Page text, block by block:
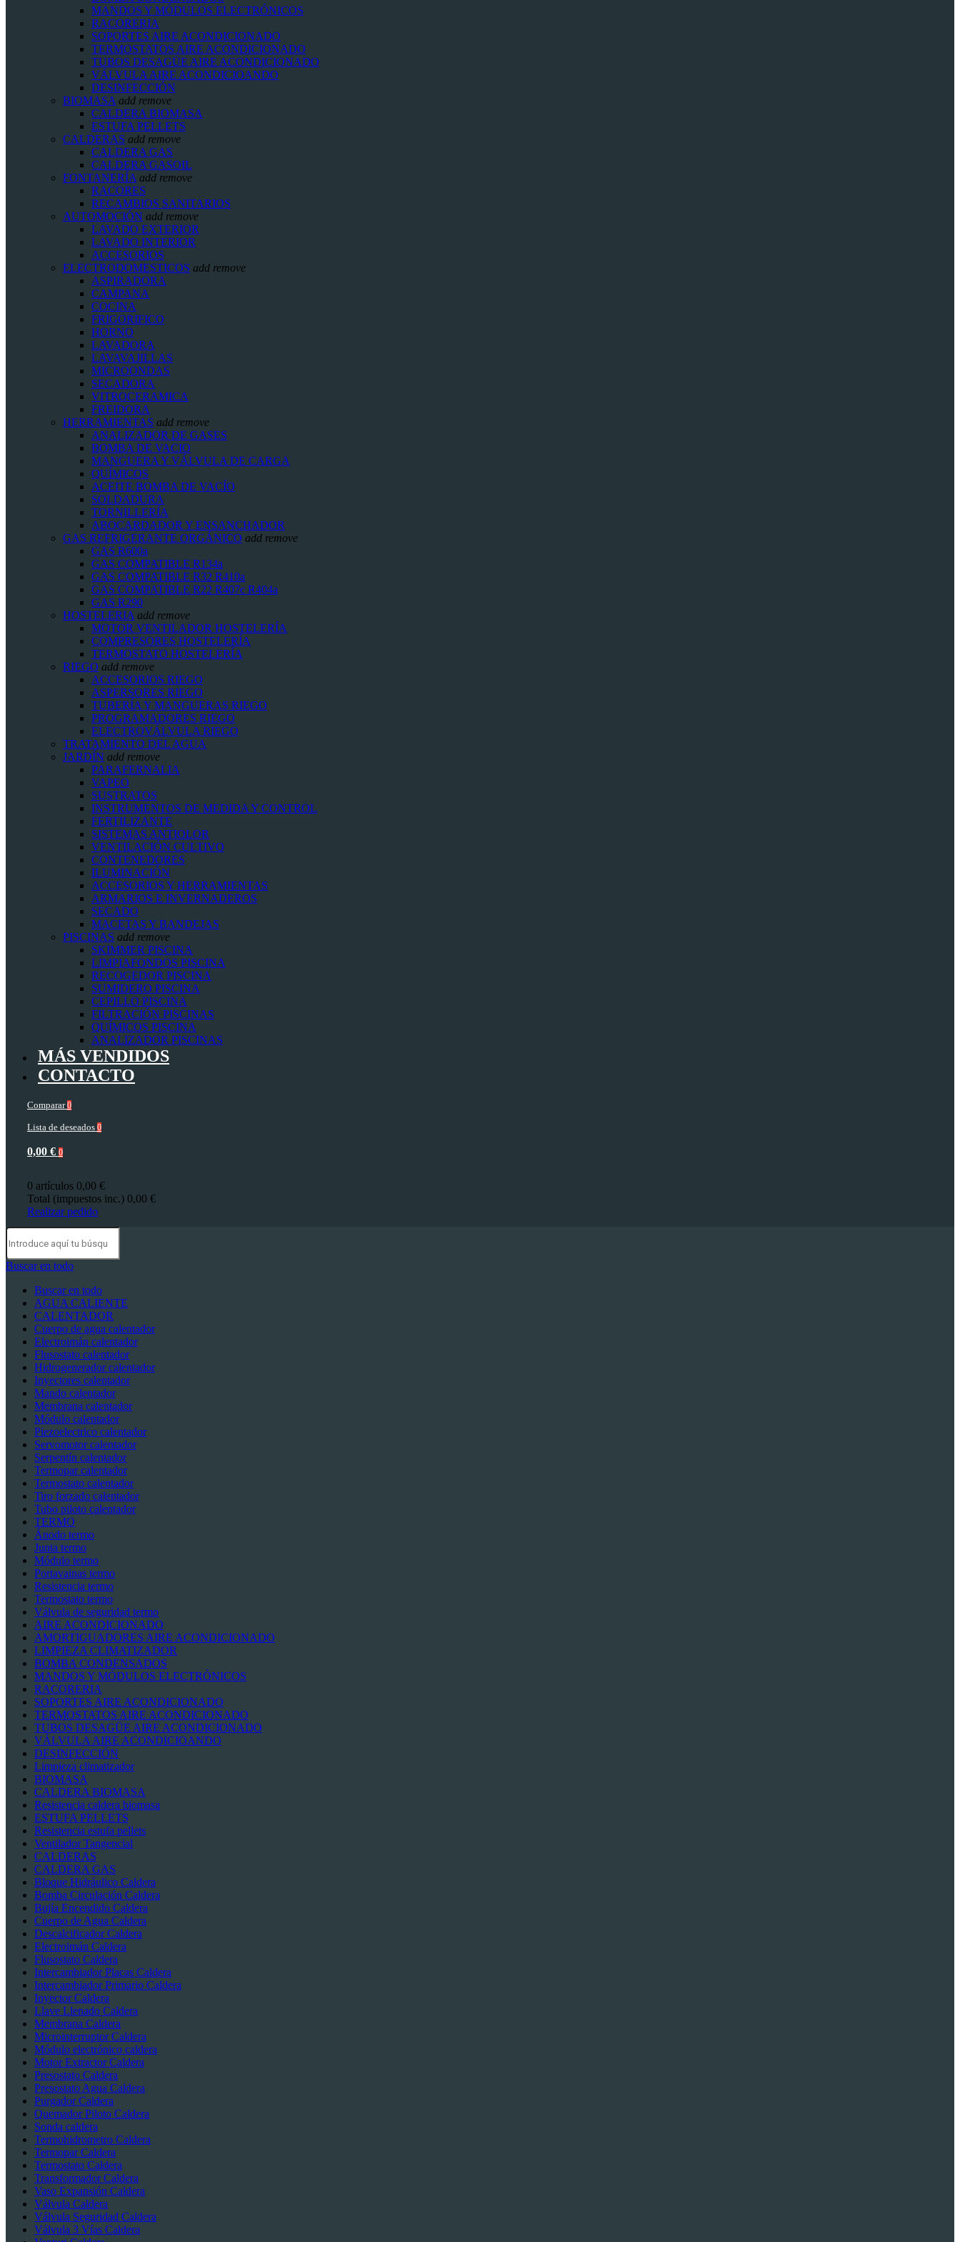
MANDOS Y MÓDULOS ELECTRÓNICOS
RACORERIA
SOPORTES AIRE ACONDICIONADO
TERMOSTATOS AIRE ACONDICIONADO
TUBOS DESAGÜE AIRE ACONDICIONADO
VÁLVULA AIRE ACONDICIOANDO
DESINFECCIÓN
BIOMASA add remove
CALDERA BIOMASA
ESTUFA PELLETS
CALDERAS add remove
CALDERA GAS
CALDERA GASOIL
FONTANERÍA add remove
RACORES
RECAMBIOS SANITARIOS
AUTOMOCIÓN add remove
LAVADO EXTERIOR
LAVADO INTERIOR
ACCESORIOS
ELECTRODOMESTICOS add remove
ASPIRADORA
CAMPANA
COCINA
FRIGORIFICO
HORNO
LAVADORA
LAVAVAJILLAS
MICROONDAS
SECADORA
VITROCERAMICA
FREIDORA
HERRAMIENTAS add remove
ANALIZADOR DE GASES
BOMBA DE VACIO
MANGUERA Y VÁLVULA DE CARGA
QUÍMICOS
ACEITE BOMBA DE VACÍO
SOLDADURA
TORNILLERÍA
ABOCARDADOR Y ENSANCHADOR
GAS REFRIGERANTE ORGÁNICO add remove
GAS R600a
GAS COMPATIBLE R134a
GAS COMPATIBLE R32 R410a
GAS COMPATIBLE R22 R407c R404a
GAS R290
HOSTELERIA add remove
MOTOR VENTILADOR HOSTELERÍA
COMPRESORES HOSTELERÍA
TERMOSTATO HOSTELERÍA
RIEGO add remove
ACCESORIOS RIEGO
ASPERSORES RIEGO
TUBERÍA Y MANGUERAS RIEGO
PROGRAMADORES RIEGO
ELECTROVÁLVULA RIEGO
TRATAMIENTO DEL AGUA
JARDÍN add remove
PARAFERNALIA
VAPEO
SUSTRATOS
INSTRUMENTOS DE MEDIDA Y CONTROL
FERTILIZANTE
SISTEMAS ANTIOLOR
VENTILACIÓN CULTIVO
CONTENEDORES
ILUMINACIÓN
ACCESORIOS Y HERRAMIENTAS
ARMARIOS E INVERNADEROS
SECADO
MACETAS Y BANDEJAS
PISCINAS add remove
SKIMMER PISCINA
LIMPIAFONDOS PISCINA
RECOGEDOR PISCINA
SUMIDERO PISCINA
CEPILLO PISCINA
FILTRACIÓN PISCINAS
QUÍMICOS PISCINA
ANALIZADOR PISCINAS
MÁS VENDIDOS
CONTACTO
Comparar 0
Lista de deseados 0
0,00 € 0
0 artículos 0,00 €
Total (impuestos inc.) 0,00 €
Realizar pedido
Buscar en todo
Buscar en todo
AGUA CALIENTE
CALENTADOR
Cuerpo de agua calentador
Electroimán calentador
Flusostato calentador
Hidrogenerador calentador
Inyectores calentador
Mando calentador
Membrana calentador
Módulo calentador
Piezoelectrico calentador
Servomotor calentador
Serpentín calentador
Termopar calentador
Termostato calentador
Tiro forzado calentador
Tubo piloto calentador
TERMO
Ánodo termo
Junta termo
Módulo termo
Portavainas termo
Resistencia termo
Termostato termo
Válvula de seguridad termo
AIRE ACONDICIONADO
AMORTIGUADORES AIRE ACONDICIONADO
LIMPIEZA CLIMATIZADOR
BOMBA CONDENSADOS
MANDOS Y MÓDULOS ELECTRÓNICOS
RACORERIA
SOPORTES AIRE ACONDICIONADO
TERMOSTATOS AIRE ACONDICIONADO
TUBOS DESAGÜE AIRE ACONDICIONADO
VÁLVULA AIRE ACONDICIOANDO
DESINFECCIÓN
Limpieza climatizador
BIOMASA
CALDERA BIOMASA
Resistencia caldera biomasa
ESTUFA PELLETS
Resistencia estufa pellets
Ventilador Tangencial
CALDERAS
CALDERA GAS
Bloque Hidráulico Caldera
Bomba Circulación Caldera
Bujía Encendido Caldera
Cuerpo de Agua Caldera
Descalcificador Caldera
Electroimán Caldera
Flusostato Caldera
Intercambiador Placas Caldera
Intercambiador Primario Caldera
Inyector Caldera
Llave Llenado Caldera
Membrana Caldera
Microinterruptor Caldera
Módulo electrónico caldera
Motor Extractor Caldera
Presostato Caldera
Presostato Agua Caldera
Purgador Caldera
Quemador Piloto Caldera
Sonda caldera
Termohidrometro Caldera
Termopar Caldera
Termostato Caldera
Transformador Caldera
Vaso Expansión Caldera
Válvula Caldera
Válvula Seguridad Caldera
Válvula 3 Vías Caldera